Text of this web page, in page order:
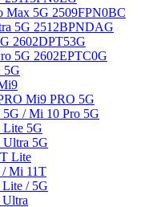
Max 5G 2509FPN0BC
5G 2512BPNDAG
2602DPT53G
5G 2602EPTC0G
5G
Mi9 PRO 5G
/ Mi 10 Pro 5G
5G
5G
Lite
Mi 11T
/ 5G